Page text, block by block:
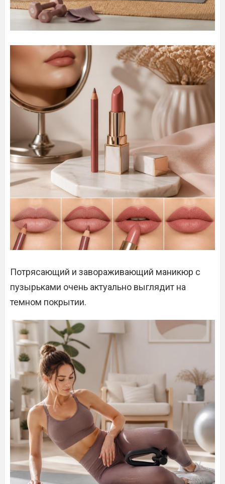
Потрясающий и завораживающий маникюр с
пузырьками очень актуально выглядит на
темном покрытии.